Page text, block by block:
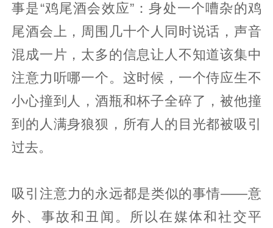
事是“鸡尾酒会效应”：身处一个嘈杂的鸡
尾酒会上，周围几十个人同时说话，声音
混成一片，太多的信息让人不知道该集中
注意力听哪一个。这时候，一个侍应生不
小心撞到人，酒瓶和杯子全碎了，被他撞
到的人满身狼狈，所有人的目光都被吸引
过去。
吸引注意力的永远都是类似的事情——意
外、事故和丑闻。所以在媒体和社交平